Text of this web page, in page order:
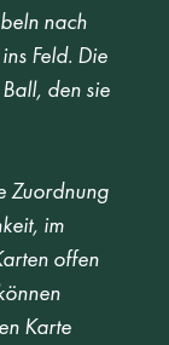
nach
Feld. Die
den sie
Zuordnung
im
offen
Karte